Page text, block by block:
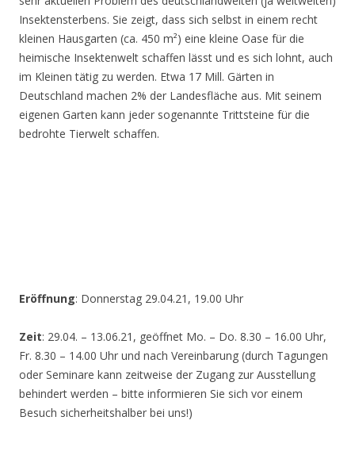
Insektensterbens. Sie zeigt, dass sich selbst in einem recht
kleinen Hausgarten (ca. 450 m²) eine kleine Oase für die
heimische Insektenwelt schaffen lässt und es sich lohnt, auch
im Kleinen tätig zu werden. Etwa 17 Mill. Gärten in
Deutschland machen 2% der Landesfläche aus. Mit seinem
eigenen Garten kann jeder sogenannte Trittsteine für die
bedrohte Tierwelt schaffen.
Eröffnung: Donnerstag 29.04.21, 19.00 Uhr
Zeit: 29.04. – 13.06.21, geöffnet Mo. – Do. 8.30 – 16.00 Uhr,
Fr. 8.30 – 14.00 Uhr und nach Vereinbarung (durch Tagungen
oder Seminare kann zeitweise der Zugang zur Ausstellung
behindert werden – bitte informieren Sie sich vor einem
Besuch sicherheitshalber bei uns!)